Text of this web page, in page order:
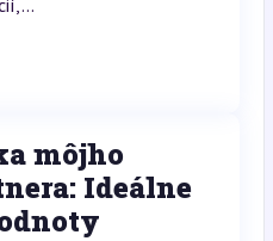
môjho
Ideálne